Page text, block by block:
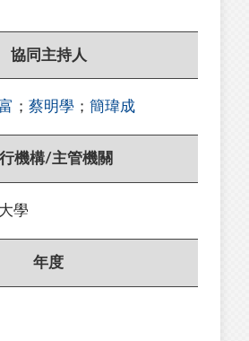
協同主持人
； 蔡明學 ； 簡瑋成
機構/主管機關
學
年度